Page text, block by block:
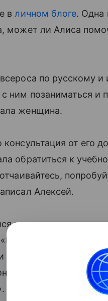
вличном блоге. Одна
может ли Алиса
по русскому и
ним позаниматься и
женщина.
от его
обратиться к
Алексей.
женщины
же вы хотите
сына, то это
специалист